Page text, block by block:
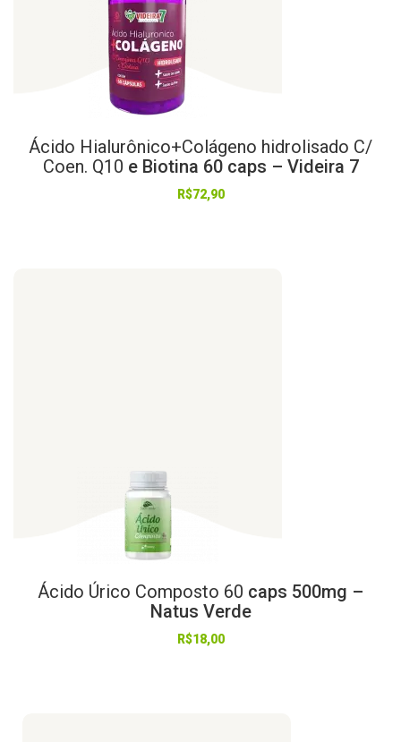
Ácido Hialurônico+Colágeno hidrolisado C/
Coen. Q10 e Biotina 60 caps – Videira 7
R$72,90
Ácido Úrico Composto 60 caps 500mg –
Natus Verde
R$18,00